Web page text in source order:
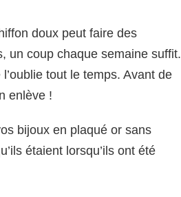
doux peut faire des
un coup chaque semaine suffit.
tout le temps. Avant de
enlève !
bijoux en plaqué or sans
étaient lorsqu’ils ont été